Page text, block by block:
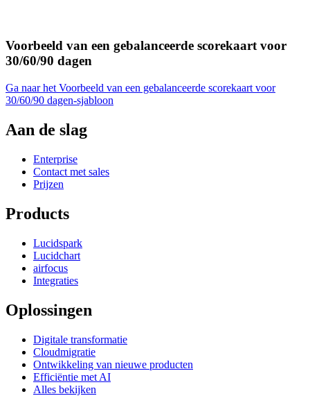
Voorbeeld van een gebalanceerde scorekaart voor
30/60/90 dagen
Ga naar het Voorbeeld van een gebalanceerde scorekaart voor
30/60/90 dagen-sjabloon
Aan de slag
Enterprise
Contact met sales
Prijzen
Products
Lucidspark
Lucidchart
airfocus
Integraties
Oplossingen
Digitale transformatie
Cloudmigratie
Ontwikkeling van nieuwe producten
Efficiëntie met AI
Alles bekijken